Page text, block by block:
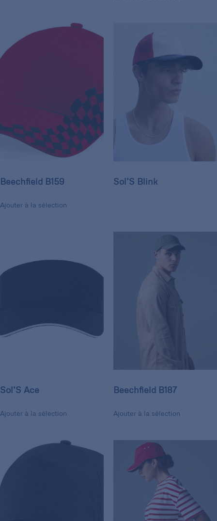
Beechfield B159
Ajouter à la sélection
Sol’S Blink
Sol’S Ace
Ajouter à la sélection
Beechfield B187
Ajouter à la sélection